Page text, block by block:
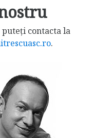
contacta la
.